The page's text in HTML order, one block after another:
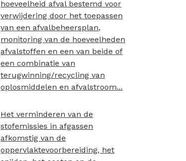
hoeveelheid afval bestemd voor
verwijdering door het toepassen
van een afvalbeheersplan,
monitoring van de hoeveelheden
afvalstoffen en een van beide of
een combinatie van
terugwinning/recycling van
oplosmiddelen en afvalstroom...
Het verminderen van de
stofemissies in afgassen
afkomstig van de
oppervlaktevoorbereiding, het